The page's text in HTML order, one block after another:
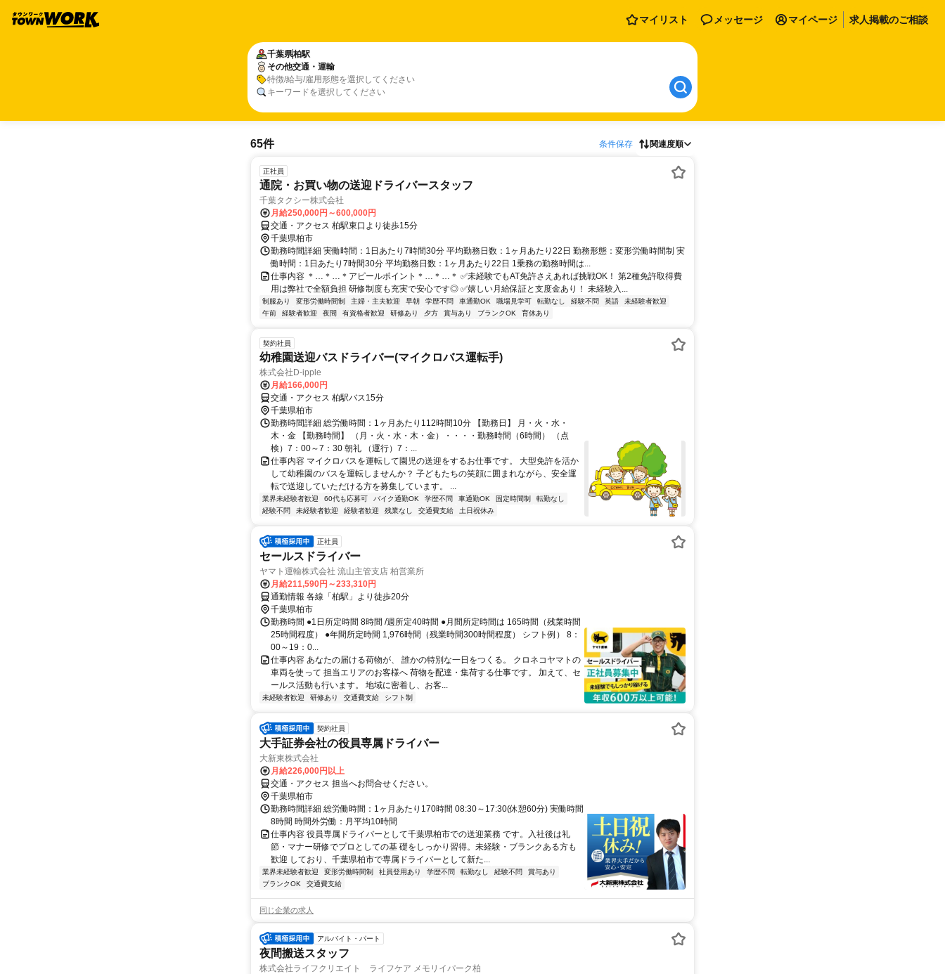
マイリスト メッセージ マイページ 求人掲載のご相談
千葉県柏駅
その他交通・運輸
特徴/給与/雇用形態を選択してください
キーワードを選択してください
65件 条件保存 関連度順
正社員
通院・お買い物の送迎ドライバースタッフ
千葉タクシー株式会社
月給250,000円～600,000円
交通・アクセス 柏駅東口より徒歩15分
千葉県柏市
勤務時間詳細 実働時間：1日あたり7時間30分 平均勤務日数：1ヶ月あたり22日 勤務形態：変形労働時間制 実
働時間：1日あたり7時間30分 平均勤務日数：1ヶ月あたり22日 1乗務の勤務時間は...
仕事内容 ＊…＊…＊アピールポイント＊…＊…＊ ✅未経験でもAT免許さえあれば挑戦OK！ 第2種免許取得費
用は弊社で全額負担 研修制度も充実で安心です◎ ✅嬉しい月給保証と支度金あり！ 未経験入...
制服あり 変形労働時間制 主婦・主夫歓迎 早朝 学歴不問 車通勤OK 職場見学可 転勤なし 経験不問 英語
未経験者歓迎
午前
経験者歓迎 夜間 有資格者歓迎 研修あり 夕方 賞与あり ブランクOK 育休あり
契約社員
幼稚園送迎バスドライバー(マイクロバス運転手)
株式会社D-ipple
月給166,000円
交通・アクセス 柏駅バス15分
千葉県柏市
勤務時間詳細 総労働時間：1ヶ月あたり112時間10分 【勤務日】 月・火・水・
木・金 【勤務時間】 （月・火・水・木・金）・・・・勤務時間（6時間） （点
検）7：00～7：30 朝礼 （運行）7：...
仕事内容 マイクロバスを運転して園児の送迎をするお仕事です。 大型免許を活か
して幼稚園のバスを運転しませんか？ 子どもたちの笑顔に囲まれながら、安全運
転で送迎していただける方を募集しています。 ...
業界未経験者歓迎 60代も応募可 バイク通勤OK 学歴不問 車通勤OK 固定時間制
転勤なし
経験不問
未経験者歓迎 経験者歓迎 残業なし 交通費支給 土日祝休み
正社員
セールスドライバー
ヤマト運輸株式会社 流山主管支店 柏営業所
月給211,590円～233,310円
通勤情報 各線「柏駅」より徒歩20分
千葉県柏市
勤務時間 ●1日所定時間 8時間 /週所定40時間 ●月間所定時間は 165時間（残業時間
25時間程度） ●年間所定時間 1,976時間（残業時間300時間程度） シフト例） 8：
00～19：0...
仕事内容 あなたの届ける荷物が、 誰かの特別な一日をつくる。 クロネコヤマトの
車両を使って 担当エリアのお客様へ 荷物を配達・集荷する仕事です。 加えて、セ
ールス活動も行います。 地域に密着し、お客...
未経験者歓迎 研修あり 交通費支給 シフト制
契約社員
大手証券会社の役員専属ドライバー
大新東株式会社
月給226,000円以上
交通・アクセス 担当へお問合せください。
千葉県柏市
勤務時間詳細 総労働時間：1ヶ月あたり170時間 08:30～17:30(休憩60分) 実働時間
8時間 時間外労働：月平均10時間
仕事内容 役員専属ドライバーとして千葉県柏市での送迎業務 です。入社後は礼
節・マナー研修でプロとしての基 礎をしっかり習得。未経験・ブランクある方も
歓迎 しており、千葉県柏市で専属ドライバーとして新た...
業界未経験者歓迎 変形労働時間制 社員登用あり 学歴不問 転勤なし 経験不問
賞与あり
ブランクOK
交通費支給
同じ企業の求人
アルバイト・パート
夜間搬送スタッフ
株式会社ライフクリエイト ライフケア メモリイパーク柏